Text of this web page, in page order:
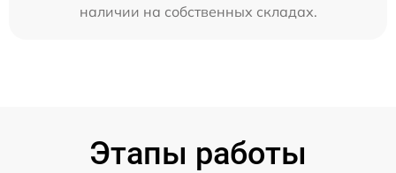
наличии на собственных складах.
Этапы работы